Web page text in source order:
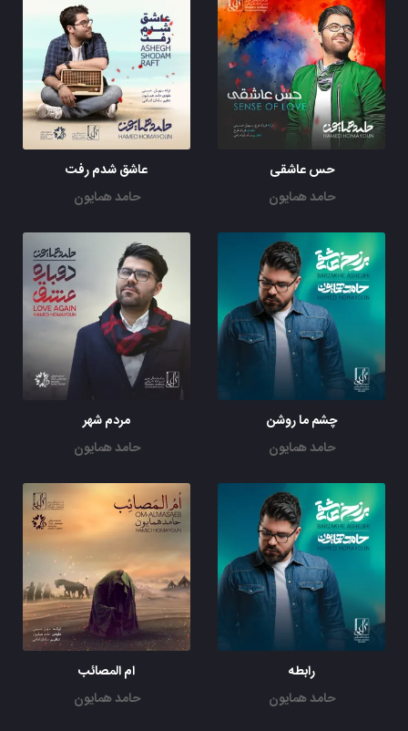
حس عاشقی
حامد همایون
عاشق شدم رفت
حامد همایون
چشم ما روشن
حامد همایون
مردم شهر
حامد همایون
رابطه
حامد همایون
ام المصائب
حامد همایون